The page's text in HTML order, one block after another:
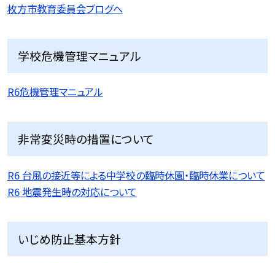
枚方市教育委員会ブログへ
学校危機管理マニュアル
R6危機管理マニュアル
非常変災時の措置について
R6 台風の接近等による中学校の臨時休園・臨時休業について
R6 地震発生時の対応について
いじめ防止基本方針